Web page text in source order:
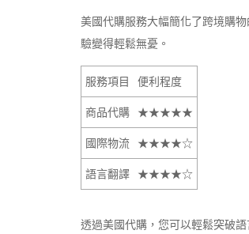
美國代購服務大幅簡化了跨境購
驗變得輕鬆無憂。
服務項目 便利程度
商品代購 ★★★★★
國際物流 ★★★★☆
語言翻譯 ★★★★☆
透過美國代購，您可以輕鬆突破